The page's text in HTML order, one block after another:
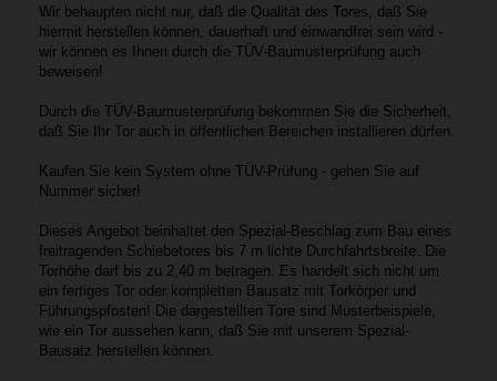
Wir behaupten nicht nur, daß die Qualität des Tores, daß Sie
hiermit herstellen können, dauerhaft und einwandfrei sein wird -
wir können es Ihnen durch die TÜV-Baumusterprüfung auch
beweisen!
Durch die TÜV-Baumusterprüfung bekommen Sie die Sicherheit,
daß Sie Ihr Tor auch in öffentlichen Bereichen installieren dürfen.
Kaufen Sie kein System ohne TÜV-Prüfung - gehen Sie auf
Nummer sicher!
Dieses Angebot beinhaltet den Spezial-Beschlag zum Bau eines
freitragenden Schiebetores bis 7 m lichte Durchfahrtsbreite. Die
Torhöhe darf bis zu 2,40 m betragen. Es handelt sich nicht um
ein fertiges Tor oder kompletten Bausatz mit Torkörper und
Führungspfosten! Die dargestellten Tore sind Musterbeispiele,
wie ein Tor aussehen kann, daß Sie mit unserem Spezial-
Bausatz herstellen können.